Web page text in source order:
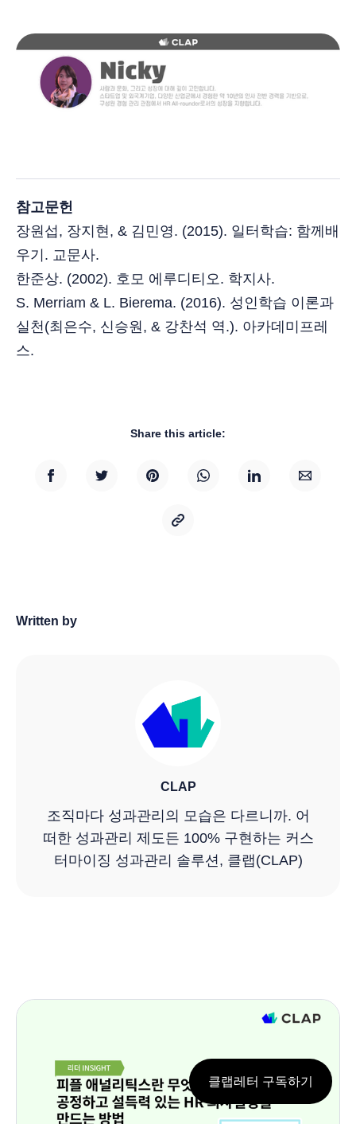
참고문헌
장원섭, 장지현, & 김민영. (2015). 일터학습: 함께배
우기. 교문사.
한준상. (2002). 호모 에루디티오. 학지사.
S. Merriam & L. Bierema. (2016). 성인학습 이론과
실천(최은수, 신승원, & 강찬석 역.). 아카데미프레
스.
Share this article:
Written by
CLAP
조직마다 성과관리의 모습은 다르니까. 어
떠한 성과관리 제도든 100% 구현하는 커스
터마이징 성과관리 솔루션, 클랩(CLAP)
클랩레터 구독하기